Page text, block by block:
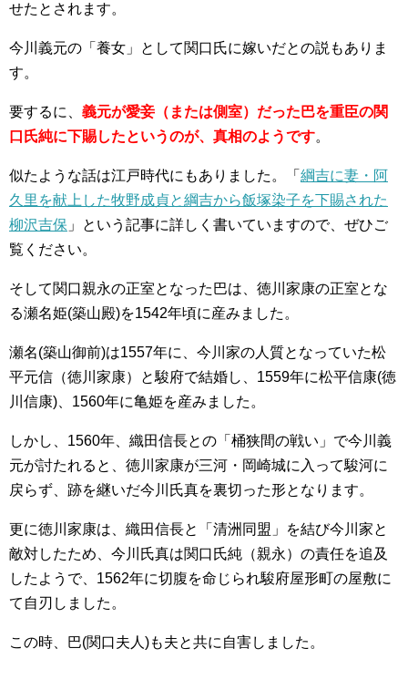
せたとされます。
今川義元の「養女」として関口氏に嫁いだとの説もありま
す。
要するに、 義元が愛妾（または側室）だった巴を重臣の関
口氏純に下賜したというのが、真相のようです。
似たような話は江戸時代にもありました。「 綱吉に妻・阿
久里を献上した牧野成貞と綱吉から飯塚染子を下賜された
柳沢吉保 」という記事に詳しく書いていますので、ぜひご
覧ください。
そして関口親永の正室となった巴は、 徳川家康の正室とな
る瀬名姫(築山殿)を1542年頃に産みました。
瀬名(築山御前)は1557年に、今川家の人質となっていた松
平元信（徳川家康）と駿府で結婚し、1559年に松平信康(徳
川信康)、1560年に亀姫を産みました。
しかし、1560年、 織田信長との「 桶狭間の戦い」 で今川義
元が討たれると、徳川家康が三河・ 岡崎城に入って駿河に
戻らず、跡を継いだ今川氏真を裏切った形となります。
更に徳川家康は、織田信長と「清洲同盟」を結び今川家と
敵対したため、 今川氏真は関口氏純（親永）の責任を追及
したようで、1562年に切腹を命じられ駿府屋形町の屋敷に
て自刃しました。
この時、巴(関口夫人)も夫と共に自害しました。